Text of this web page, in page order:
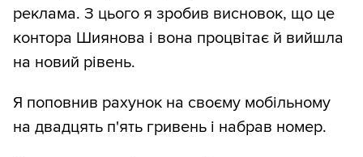
реклама. З цього я зробив висновок, що це
контора Шиянова і вона процвітає й вийшла
на новий рівень.
Я поповнив рахунок на своєму мобільному
на двадцять п'ять гривень і набрав номер.